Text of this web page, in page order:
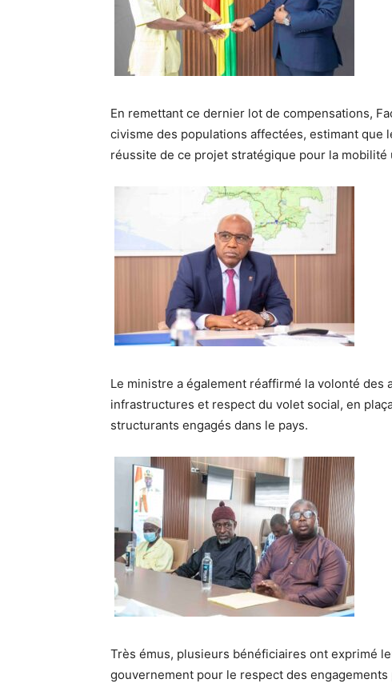
En remettant ce dernier lot de compensations,
civisme des populations affectées, estimant que
réussite de ce projet stratégique pour la mobilité
Le ministre a également réaffirmé la volonté
infrastructures et respect du volet social, en
structurants engagés dans le pays.
Très émus, plusieurs bénéficiaires ont exprimé
gouvernement pour le respect des